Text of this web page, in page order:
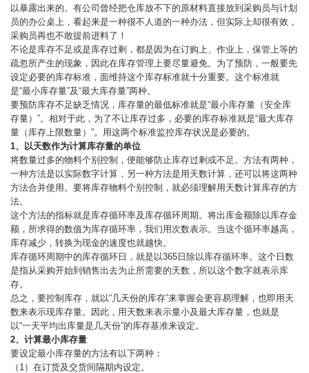
以暴露出来的。有公司曾经把仓库放不下的原材料直接放到采购员与计划
员的办公桌上，看起来是一种很不人道的一种办法，但实际上却很有效，
采购员再也不敢提前进料了！
不论是库存不足或是库存过剩，都是因为在订购上、作业上，保管上等的
疏忽所产生的现象，因此在库存管理上要尽量避免。为了预防，一般要先
设定必要的库存标准，面维持这个库存标准就十分重要。这个标准就
是“最小库存量”及“最大库存量”两种。
要预防库存不足缺乏情况，库存量的最低标准就是“最小库存量（安全库
存量）”。相对于此，为了不让库存过多，必要的库存标准就是“最大库存
量（库存上限数量）”。用这两个标准监控库存状况是必要的。
1、以天数作为计算库存量的单位
将数量过多的物料个别控制，便能够防止库存过剩或不足。方法有两种，
一种方法是以实际数字计算，另一种方法是用天数计算，还可以将这两种
方法合并使用。要将库存物料个别控制，就必须理解用天数计算库存的方
法。
这个方法的指标就是库存循环率及库存循环周期。将出库金额除以库存金
额，所求得的数值为库存循环率，我们用次数表示。当这个循环率越高，
库存减少，转换为现金的速度也就越快。
库存循环周期中的库存循环日，就是以365日除以库存循环率。这个日数
是指从采购开始到销售出去为止所需要的天数，所以这个数字就表示库
存。
总之，要控制库存，就以“几天份的库存”来掌握会更容易理解，也即用天
数来表示现库存量。因此，用天数来表示量小及最大库存量，也就是
以“一天平均出库量是几天份”的库存基准来设定。
2、计算最小库存量
要设定最小库存量的方法有以下两种：
（1）在订货及交货间隔期内设定。